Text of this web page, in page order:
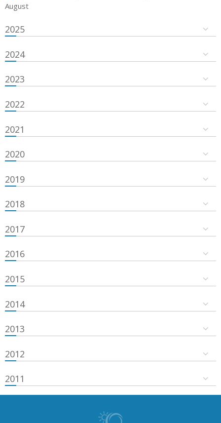
August
2025
2024
2023
2022
2021
2020
2019
2018
2017
2016
2015
2014
2013
2012
2011